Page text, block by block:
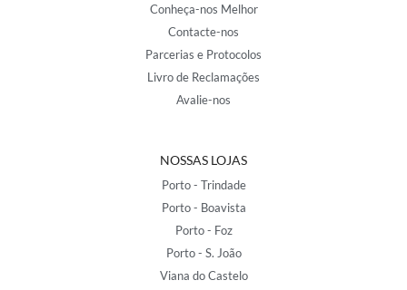
Conheça-nos Melhor
Contacte-nos
Parcerias e Protocolos
Livro de Reclamações
Avalie-nos
NOSSAS LOJAS
Porto - Trindade
Porto - Boavista
Porto - Foz
Porto - S. João
Viana do Castelo